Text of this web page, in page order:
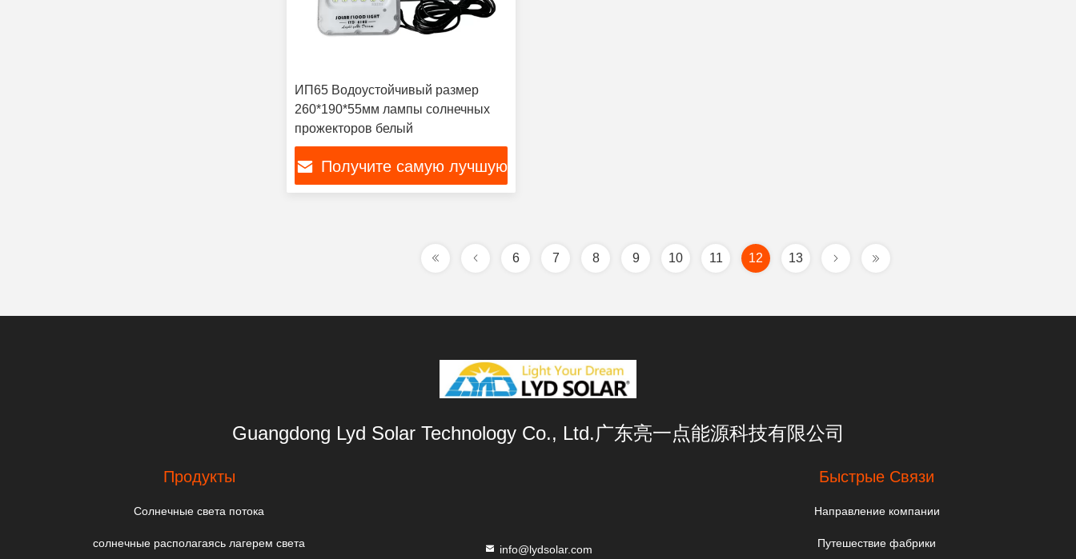
ИП65 Водоустойчивый размер
260*190*55мм лампы солнечных
прожекторов белый
Получите самую лучшую
6 7 8 9 10 11 12 13
Guangdong Lyd Solar Technology Co., Ltd.广东亮一点能源科技有限公司
Продукты
Солнечные света потока
солнечные располагаясь лагерем света info@lydsolar.com
Быстрые Связи
Направление компании
Путешествие фабрики